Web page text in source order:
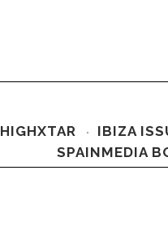
HIGHXTAR IBIZA
SPAINMEDIA